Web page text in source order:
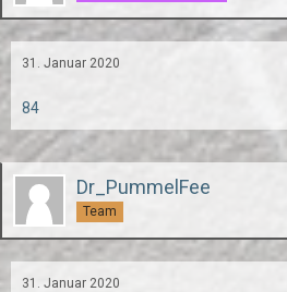
31. Januar 2020
84
Dr_PummelFee
Team
31. Januar 2020